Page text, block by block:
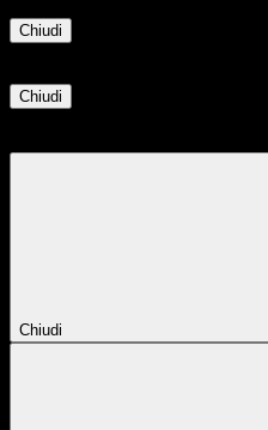
Chiudi
Chiudi
Chiudi